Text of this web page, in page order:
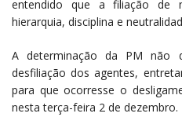
entendido que a filiação de
hierarquia, disciplina e
A determinação da PM não
desfiliação dos agentes,
para que ocorresse o
nesta terça-feira 2 de dezembro.